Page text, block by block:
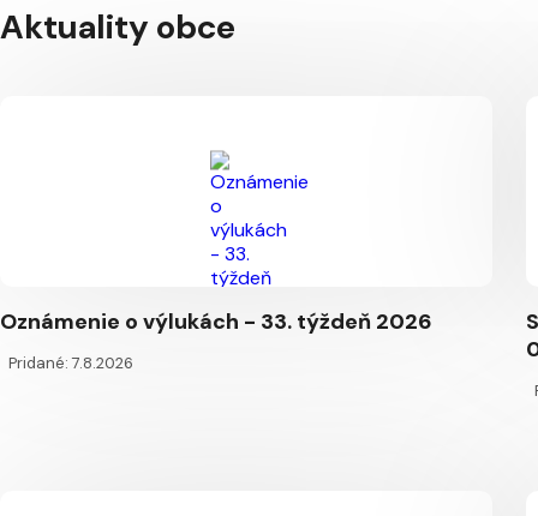
Aktuality obce
Oznámenie o výlukách - 33. týždeň 2026
Pridané: 7.8.2026